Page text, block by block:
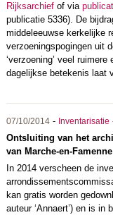
Rijksarchiefof via
publicatie 5336). De
middeleeuwse kerkelijke
verzoeningspogingen uit
‘verzoening’ veel
dagelijkse betekenis laat
07/10/2014- Inventarisatie
Ontsluiting van het
van Marche-en-Famenne
In 2014 verscheen de
kan gratis worden
auteur ‘Annaert’) en is in